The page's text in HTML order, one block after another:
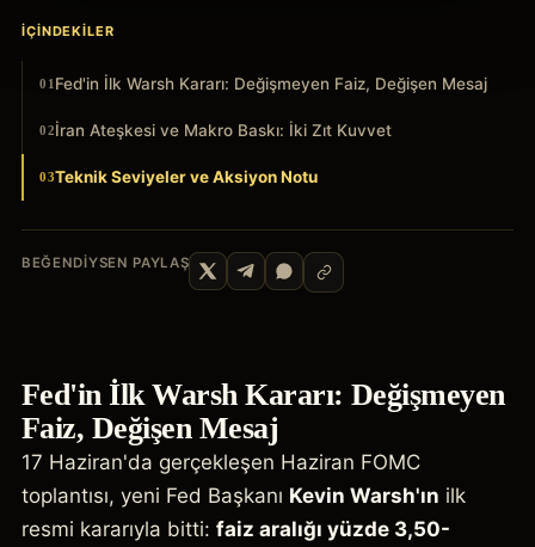
İÇINDEKILER
01 Fed'in İlk Warsh Kararı: Değişmeyen Faiz, Değişen Mesaj
02İran Ateşkesi ve Makro Baskı: İki Zıt Kuvvet
03Teknik Seviyeler ve Aksiyon Notu
BEĞENDIYSEN PAYLAŞ
Fed'in İlk Warsh Kararı: Değişmeyen
Faiz, Değişen Mesaj
17 Haziran'da gerçekleşen Haziran FOMC
toplantısı, yeni Fed Başkanı Kevin Warsh'ın ilk
resmi kararıyla bitti: faiz aralığı yüzde 3,50-